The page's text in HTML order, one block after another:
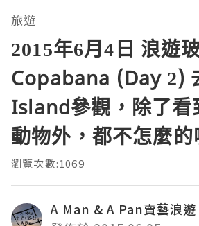
旅遊
2015年6月4日 浪遊
Copabana (Day 2)
Island參觀，除了看
動物外，都不怎麼的
瀏覽次數:1069
A Man & A Pan賣藝浪遊